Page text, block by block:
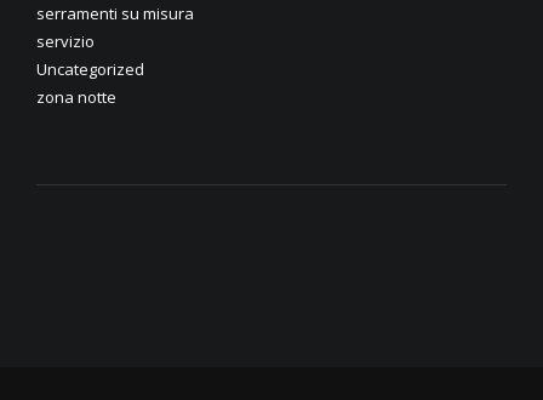
serramenti su misura
servizio
Uncategorized
zona notte